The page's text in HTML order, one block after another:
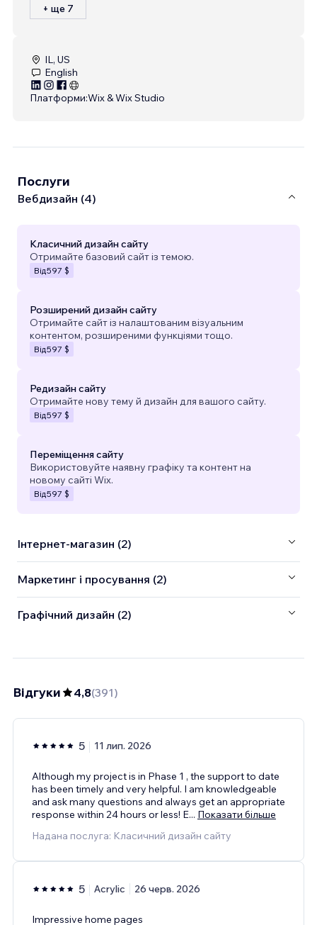
+ ще 7
IL, US
English
Платформи:Wix & Wix Studio
Послуги
Вебдизайн (4)
Класичний дизайн сайту
Отримайте базовий сайт із темою.
Від597 $
Розширений дизайн сайту
Отримайте сайт із налаштованим візуальним
контентом, розширеними функціями тощо.
Від597 $
Редизайн сайту
Отримайте нову тему й дизайн для вашого сайту.
Від597 $
Переміщення сайту
Використовуйте наявну графіку та контент на
новому сайті Wix.
Від597 $
Інтернет-магазин (2)
Маркетинг і просування (2)
Графічний дизайн (2)
Відгуки 4,8(391)
5 11 лип. 2026
Although my project is in Phase 1 , the support to date
has been timely and very helpful. I am knowledgeable
and ask many questions and always get an appropriate
response within 24 hours or less! E... Показати більше
Надана послуга: Класичний дизайн сайту
5 Acrylic 26 черв. 2026
Impressive home pages